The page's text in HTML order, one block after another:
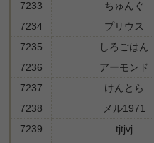
7233
ちゅんぐ
7234
プリウス
7235
しろごはん
7236
アーモンド
7237
けんとら
7238
メル1971
7239
tjtjvj